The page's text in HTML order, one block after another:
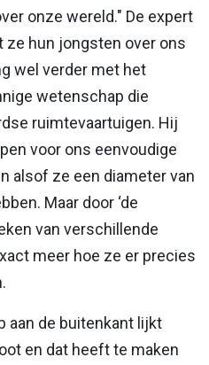
onze wereld." De expert
hun jongsten over ons
wel verder met het
wetenschap die
ruimtevaartuigen. Hij
voor ons eenvoudige
alsof ze een diameter van
Maar door ‘de
van verschillende
meer hoe ze er precies
aan de buitenkant lijkt
en dat heeft te maken